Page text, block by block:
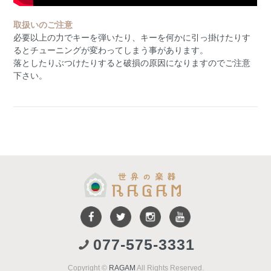
取扱いのご注意
必要以上の力でキーを弾いたり、キーを何かに引っ掛けたりす
るとチューニングが変わってしまう事があります。
落としたりぶつけたりすると破損の原因になりますのでご注意
下さい。
077-575-3331
Copyright © RAGAM All Rights Reserved.